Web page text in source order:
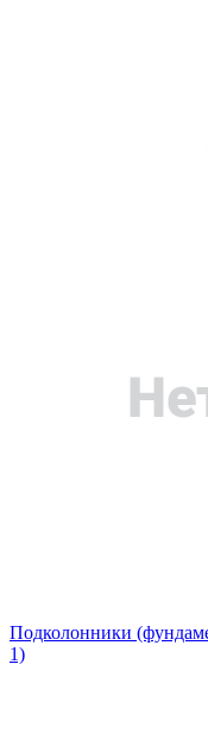
Подколонники
1)